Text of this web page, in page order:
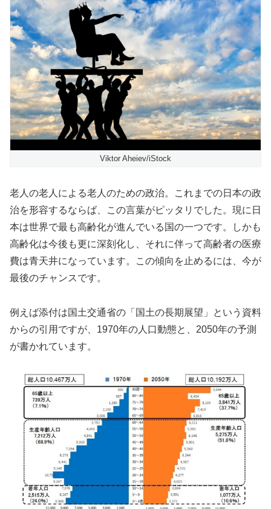
Viktor Aheiev/iStock
老人の老人による老人のための政治。これまでの日本の政
治を形容するならば、この言葉がピッタリでした。現に日
本は世界で最も高齢化が進んでいる国の一つです。しかも
高齢化は今後も更に深刻化し、それに伴って高齢者の医療
費は青天井になっています。この傾向を止めるには、今が
最後のチャンスです。
例えば添付は国土交通省の「国土の長期展望」という資料
からの引用ですが、1970年の人口動態と、2050年の予測
が書かれています。